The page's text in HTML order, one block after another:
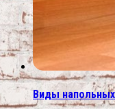
Виды